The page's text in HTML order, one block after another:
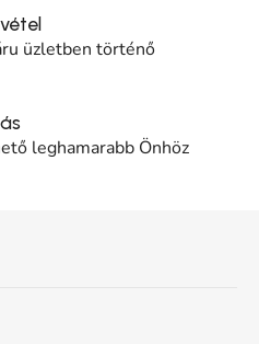
üzletben történő
leghamarabb Önhöz